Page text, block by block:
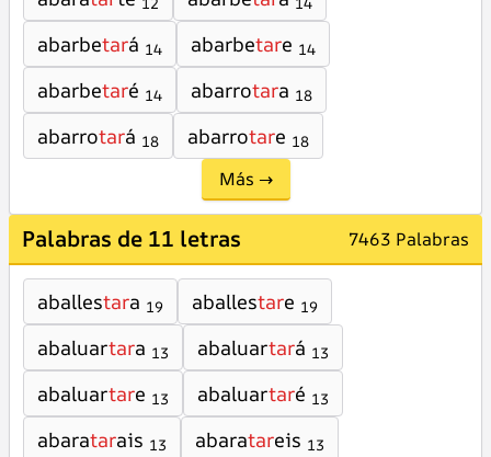
abarbetará 14 abarbetare 14
abarbetaré 14 abarrotara 18
abarrotará 18 abarrotare 18
Más →
Palabras de 11 letras 7463 Palabras
aballestara 19 aballestare 19
abaluartara 13 abaluartará 13
abaluartare 13 abaluartaré 13
abaratarais 13 abaratareis 13